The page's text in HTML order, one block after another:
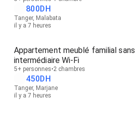
800DH
Tanger, Malabata
il y a 7 heures
Appartement meublé familial sans
intermédiaire Wi-Fi
5+ personnes 2 chambres
450DH
Tanger, Marjane
il y a 7 heures